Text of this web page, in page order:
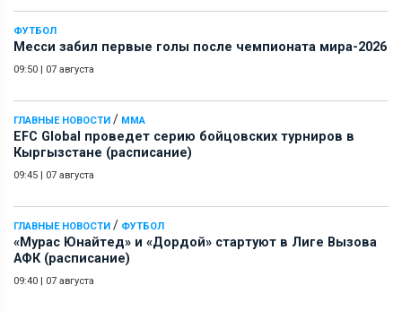
ФУТБОЛ
Месси забил первые голы после чемпионата мира-2026
09:50 | 07 августа
ГЛАВНЫЕ НОВОСТИ / ММА
EFC Global проведет серию бойцовских турниров в
Кыргызстане (расписание)
09:45 | 07 августа
ГЛАВНЫЕ НОВОСТИ / ФУТБОЛ
«Мурас Юнайтед» и «Дордой» стартуют в Лиге Вызова
АФК (расписание)
09:40 | 07 августа